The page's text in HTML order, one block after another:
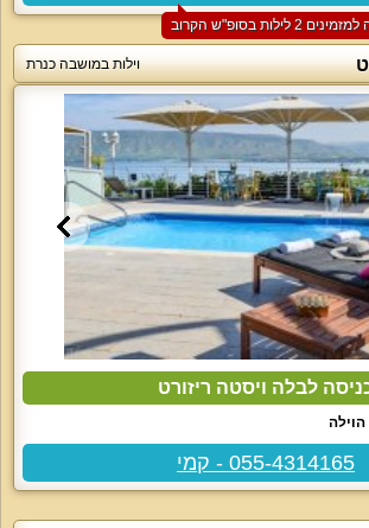
וילות במושבה כנרת
לבלה ויסטה ריזורט
055-4314165 - קמי